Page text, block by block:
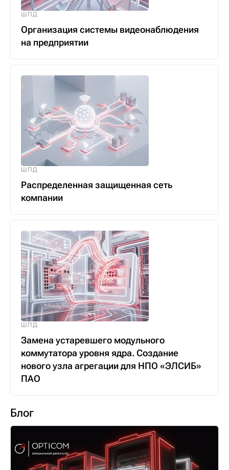
ШПД
Организация системы видеонаблюдения
на предприятии
ШПД
Распределенная защищенная сеть
компании
ШПД
Замена устаревшего модульного
коммутатора уровня ядра. Создание
нового узла агрегации для НПО «ЭЛСИБ»
ПАО
Блог